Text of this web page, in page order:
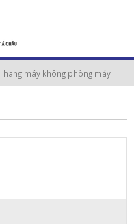
máy không phòng máy